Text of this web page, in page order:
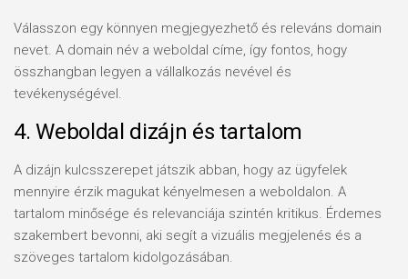
Válasszon egy könnyen megjegyezhető és releváns domain
nevet. A domain név a weboldal címe, így fontos, hogy
összhangban legyen a vállalkozás nevével és
tevékenységével.
4. Weboldal dizájn és tartalom
A dizájn kulcsszerepet játszik abban, hogy az ügyfelek
mennyire érzik magukat kényelmesen a weboldalon. A
tartalom minősége és relevanciája szintén kritikus. Érdemes
szakembert bevonni, aki segít a vizuális megjelenés és a
szöveges tartalom kidolgozásában.